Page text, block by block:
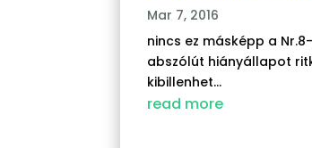
Mar 7, 2016
nincs ez másképp a
abszólút hiányállapot
kibillenhet...
read more